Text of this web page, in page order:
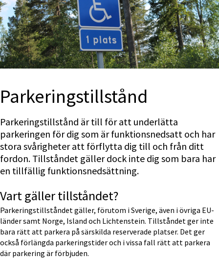
Parkerings­tillstånd
Parkeringstillstånd är till för att underlätta
parkeringen för dig som är funktionsnedsatt och har
stora svårigheter att förflytta dig till och från ditt
fordon. Tillståndet gäller dock inte dig som bara har
en tillfällig funktionsnedsättning.
Vart gäller tillståndet?
Parkeringstillståndet gäller, förutom i Sverige, även i övriga EU-
länder samt Norge, Island och Lichtenstein. Tillståndet ger inte
bara rätt att parkera på särskilda reserverade platser. Det ger
också förlängda parkeringstider och i vissa fall rätt att parkera
där parkering är förbjuden.